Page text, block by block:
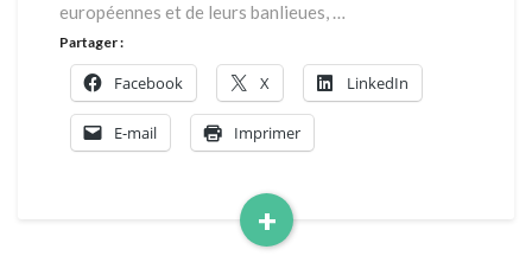
européennes et de leurs banlieues, …
+
Read
Partager :
Facebook X LinkedIn
E-mail Imprimer